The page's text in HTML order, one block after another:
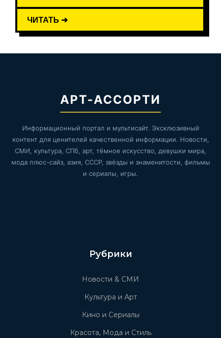
ЧИТАТЬ ➔
АРТ-АССОРТИ
Информационный портал и мультисайт. Эксклюзивный
контент для ценителей качественной информации. Новости,
СМИ, культура, СПб, арт, тёмное искусство, девушки мира,
мода плюс-сайз, азия, СССР, звёзды и знаменитости, фильмы
и сериалы, игры.
Рубрики
Новости & СМИ
Культура и Арт
Кино и Сериалы
Красота, Мода и Стиль